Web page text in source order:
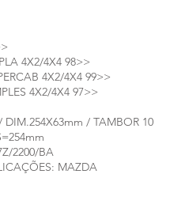
4X2/4X4 98>>
4X2/4X4 99>>
4X2/4X4 97>>
DIM.254X63mm / TAMBOR 10
2200/BA
MAZDA